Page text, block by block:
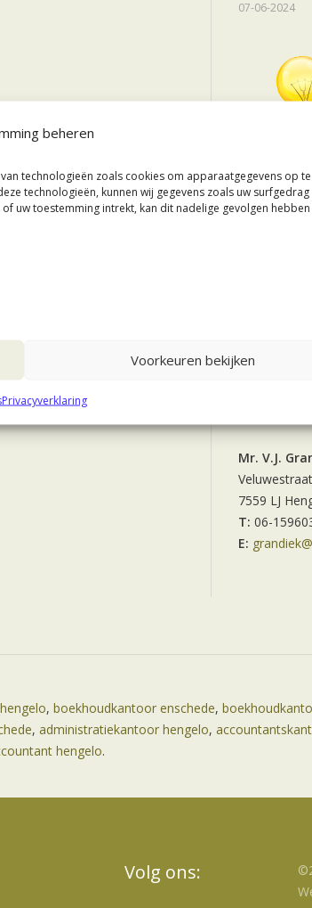
beheren
technologieën zoals cookies om apparaatgegevens op
technologieën, kunnen wij gegevens zoals uw surfgedrag
uw toestemming intrekt, kan dit nadelige gevolgen
Voorkeuren bekijken
Privacyverklaring
07-06-2024
Mr. V.J.
7559 LJ
T: 06-
E:
, boekhoudkantoor enschede,
, administratiekantoor hengelo,
hengelo.
Volg ons: